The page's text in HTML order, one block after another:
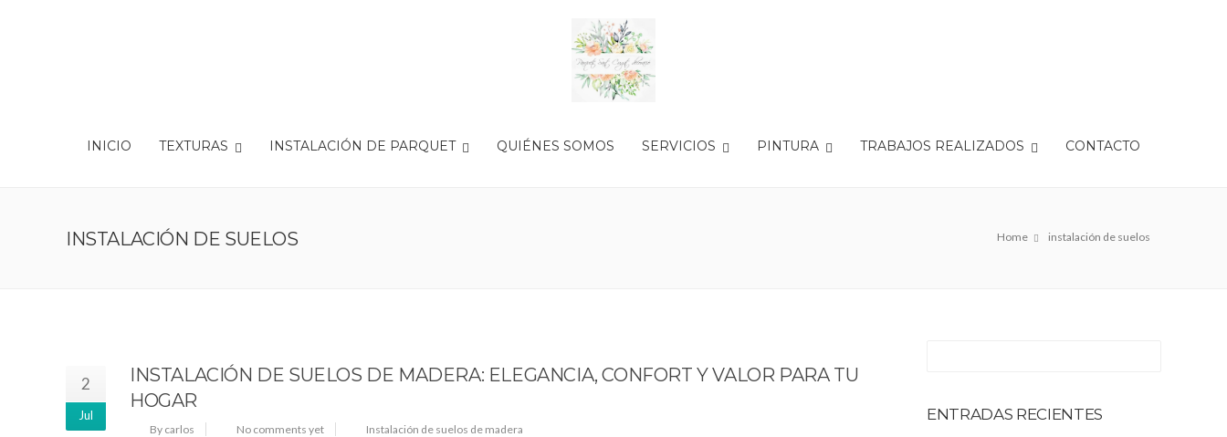
INICIO TEXTURAS INSTALACIÓN DE PARQUET QUIÉNES SOMOS SERVICIOS PINTURA TRABAJOS REALIZADOS CONTACTO
Home instalación de suelos
INSTALACIÓN DE SUELOS
2
Jul
INSTALACIÓN DE SUELOS DE MADERA: ELEGANCIA, CONFORT Y VALOR PARA TU
HOGAR
By carlos No comments yet Instalación de suelos de madera
ENTRADAS RECIENTES